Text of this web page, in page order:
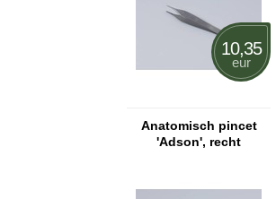
Anatomisch pincet
'Adson', recht
10,35
eur